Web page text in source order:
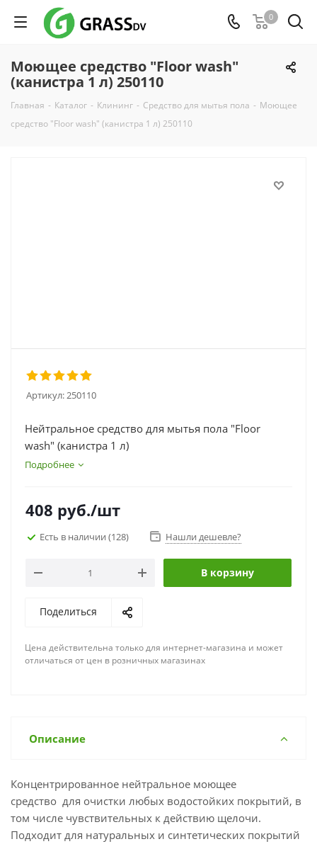
0
Моющее средство "Floor wash"
(канистра 1 л) 250110
Главная - Каталог - Клининг - Средство для мытья пола - Моющее
средство "Floor wash" (канистра 1 л) 250110
Артикул:250110
Нейтральное средство для мытья пола "Floor
wash" (канистра 1 л)
Подробнее
408 руб./шт
Есть в наличии (128) Нашли дешевле?
В корзину
Поделиться
Цена действительна только для интернет-магазина и может
отличаться от цен в розничных магазинах
Описание
Концентрированное нейтральное моющее
средство для очистки любых водостойких покрытий, в
том числе чувствительных к действию щелочи.
Подходит для натуральных и синтетических покрытий